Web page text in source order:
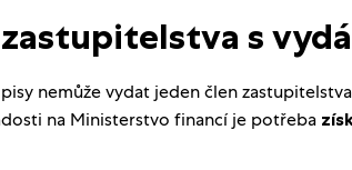
s
nemůže vydat jeden člen
na Ministerstvo financí je potřeba